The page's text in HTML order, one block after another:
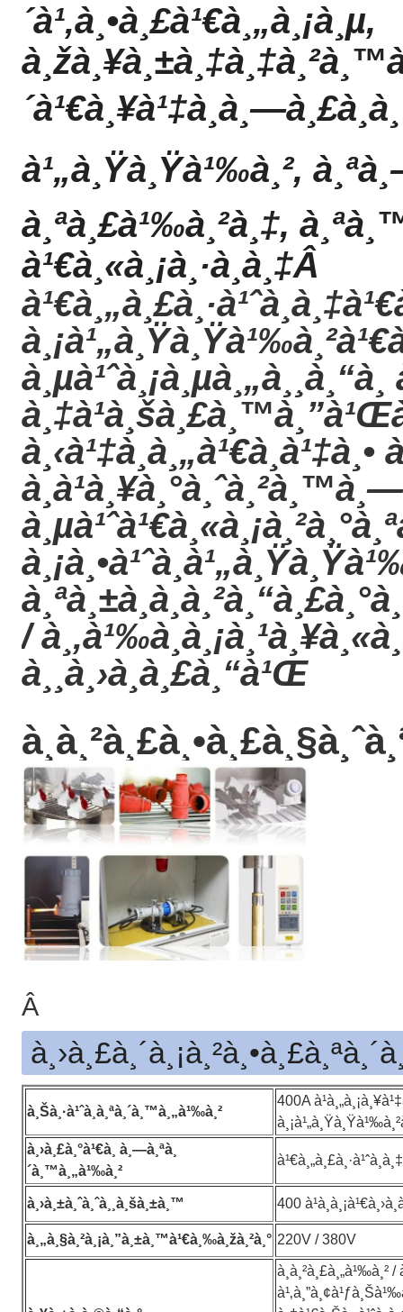
´à¹‚à¸•à¸£à¹€à¸„à¸¡à¸µ,
à¹„à¸Ÿà¸Ÿà¹‰à¸²,
à¸ªà¸£à¹‰à¸²à¸‡,
à¹€à¸«à¸¡à¸·à¸­à¸‡Â
à¸à¹à¸¥à¸°à¸ˆà¸²à¸™à¸—
/
à¸¸à¸›à¸à¸£à¸“à¹Œ
Â
à¸Šà¸·à¹ˆà¸­à¸ªà¸´à¸™à¸„à¹‰à¸²
400A
à¸›à¸£à¸°à¹€à¸ à¸—à¸ªà¸
´à¸™à¸„à¹‰à¸²
à¸›à¸±à¸ˆà¸ˆà¸¸à¸šà¸±à¸™ 400
à¸„à¸§à¸²à¸¡à¸”à¸±à¸™à¹€à¸‰à¸žà¸²à¸° 220V / 380V
à¸à¸²à¸£à¸„à¹‰à¸²